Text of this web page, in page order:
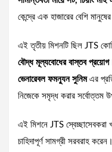
কেন্দ্রে এক হাজারের বেশি
এই তৃতীয় মিশনটি ছিল JTS
বৌদ্ধ মূল্যবোধের বাস্তব প্রয়োগ
ভেনারেবল ফমন্যুন সুনিমএর
নিজেকে সমৃদ্ধ করার সর্বোত্তম
এই মিশনে JTS স্বেচ্ছাসেবকরা
চাহিদাপূর্ণ সামগ্রী সরবরাহ